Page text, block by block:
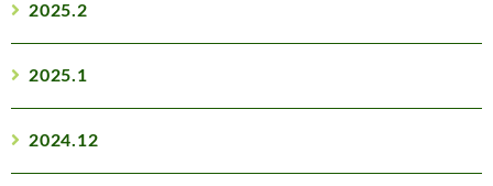
2025.2
2025.1
2024.12